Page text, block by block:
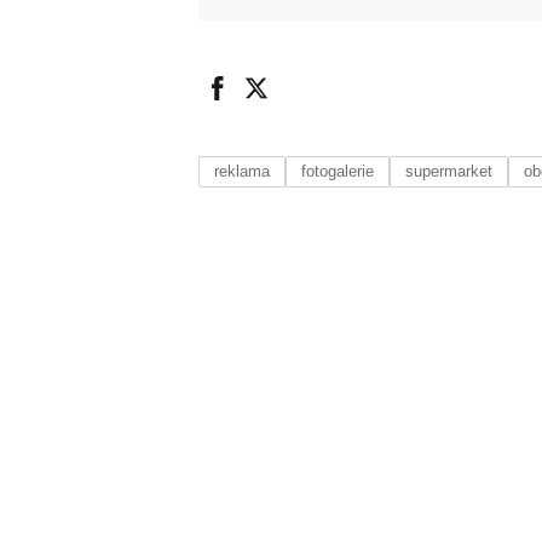
reklama fotogalerie supermarket